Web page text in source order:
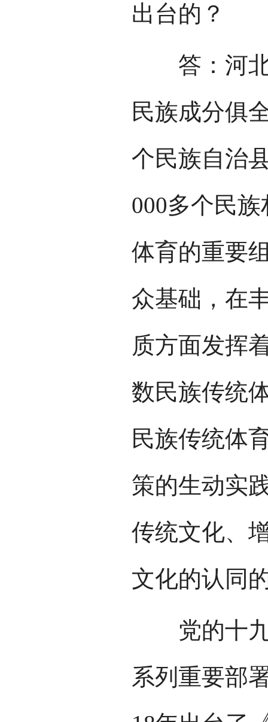
出台的？
答：河北
民族成分俱
个民族自治
000多个民
体育的重要
众基础，在
质方面发挥
数民族传统
民族传统体
策的生动实
传统文化、
文化的认同
党的十九
系列重要部